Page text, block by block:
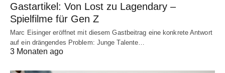
Gastartikel: Von Lost zu Lagendary –
Spielfilme für Gen Z
Marc Eisinger eröffnet mit diesem Gastbeitrag eine konkrete Antwort
auf ein drängendes Problem: Junge Talente…
3 Monaten ago